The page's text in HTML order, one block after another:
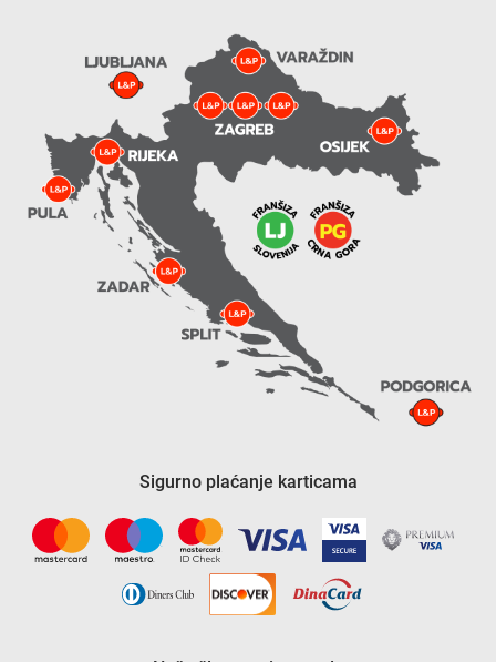
Sigurno plaćanje karticama